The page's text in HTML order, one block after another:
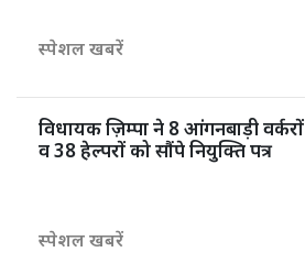
स्पेशल खबरें
विधायक ज़िम्पा ने 8 आंगनबाड़ी वर्करों
व 38 हेल्परों को सौंपे नियुक्ति पत्र
स्पेशल खबरें